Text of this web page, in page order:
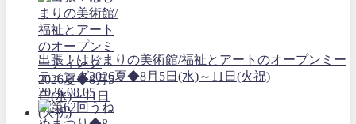
出張！はじまりの美術館/福祉とアートのオープンミー
ティング2026夏◆8月5日(水)～11日(火祝)
2026.08.05